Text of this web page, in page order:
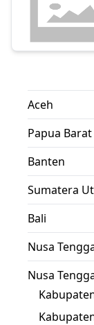
Aceh
Papua Barat
Banten
Sumatera
Bali
Nusa
Nusa